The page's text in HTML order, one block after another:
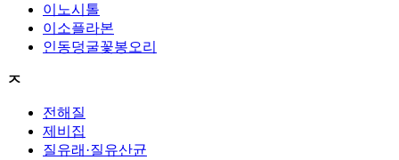
이노시톨
이소플라본
인동덩굴꽃봉오리
ㅈ
전해질
제비집
질유래·질유산균